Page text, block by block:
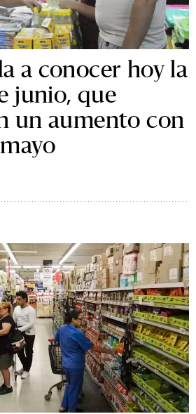
a conocer hoy la
junio, que
un aumento con